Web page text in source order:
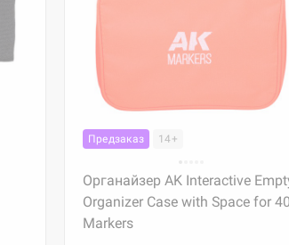
Предзаказ 14+
Органайзер AK Interactive
Organizer Case with Space for 40
Markers